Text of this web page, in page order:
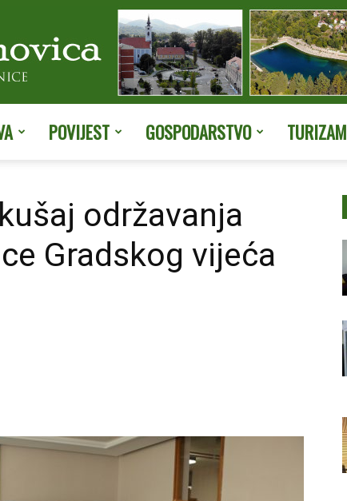
stranice
Orahovice
POVIJEST GOSPODARSTVO TURIZAM
održavanja
Gradskog vijeća